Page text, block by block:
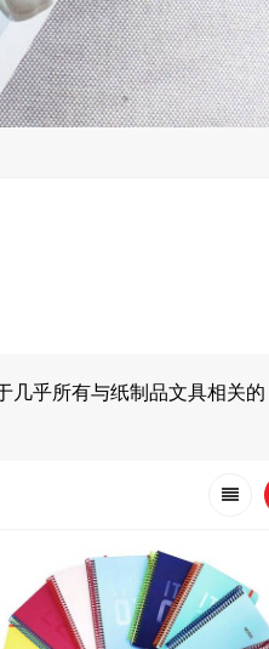
几乎所有与纸制品文具相关的